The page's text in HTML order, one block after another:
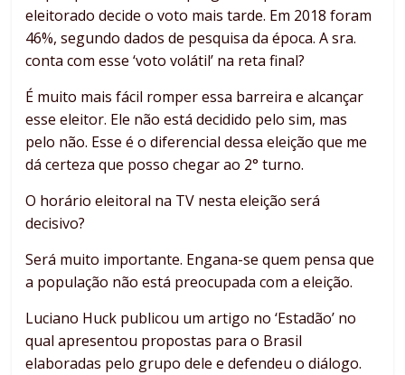
eleitorado decide o voto mais tarde. Em 2018 foram
46%, segundo dados de pesquisa da época. A sra.
conta com esse ‘voto volátil’ na reta final?
É muito mais fácil romper essa barreira e alcançar
esse eleitor. Ele não está decidido pelo sim, mas
pelo não. Esse é o diferencial dessa eleição que me
dá certeza que posso chegar ao 2° turno.
O horário eleitoral na TV nesta eleição será
decisivo?
Será muito importante. Engana-se quem pensa que
a população não está preocupada com a eleição.
Luciano Huck publicou um artigo no ‘Estadão’ no
qual apresentou propostas para o Brasil
elaboradas pelo grupo dele e defendeu o diálogo.